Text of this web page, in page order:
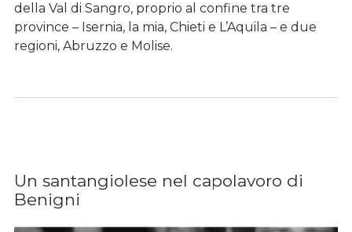
della Val di Sangro, proprio al confine tra tre
province – Isernia, la mia, Chieti e L’Aquila – e due
regioni, Abruzzo e Molise.
Un santangiolese nel capolavoro di
Benigni